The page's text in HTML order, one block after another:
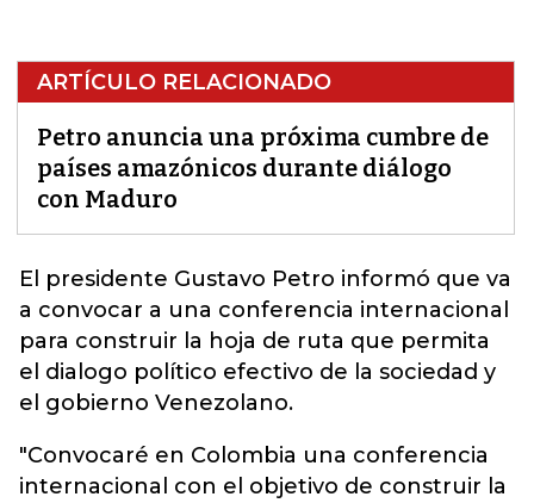
ARTÍCULO RELACIONADO
Petro anuncia una próxima cumbre de
países amazónicos durante diálogo
con Maduro
El presidente Gustavo Petro informó que va
a convocar a una conferencia internacional
para construir la hoja de ruta que permita
el dialogo político efectivo de la sociedad y
el gobierno Venezolano.
"Convocaré en Colombia una conferencia
internacional con el objetivo de construir la